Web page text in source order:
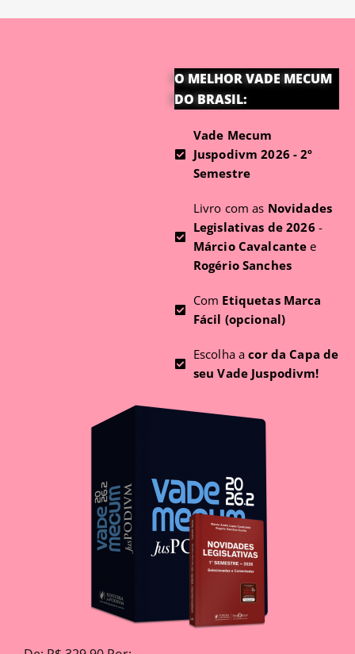
O MELHOR VADE MECUM
DO BRASIL:
Vade Mecum
Juspodivm 2026 - 2º
Semestre
Livro com as Novidades
Legislativas de 2026 -
Márcio Cavalcante e
Rogério Sanches
Com Etiquetas Marca
Fácil (opcional)
Escolha acor da Capa de
seu Vade Juspodivm!